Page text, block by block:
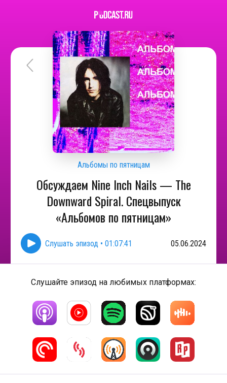
Альбомы по пятницам
Обсуждаем Nine Inch Nails — The
Downward Spiral. Спецвыпуск
«Альбомов по пятницам»
Слушать эпизод • 01:07:41 05.06.2024
Слушайте эпизод на любимых платформах: